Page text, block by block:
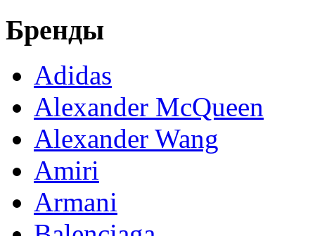
Бренды
Adidas
Alexander McQueen
Alexander Wang
Amiri
Armani